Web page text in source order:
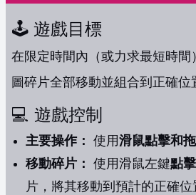
🕹️ 遊戲目標
在限定時間內（或力求最短時
圖碎片全部移動並組合到正確位
💻 遊戲控制
主要操作： 使用滑鼠點擊和
移動碎片： 使用滑鼠左鍵點
片，將其移動到預計的正確位